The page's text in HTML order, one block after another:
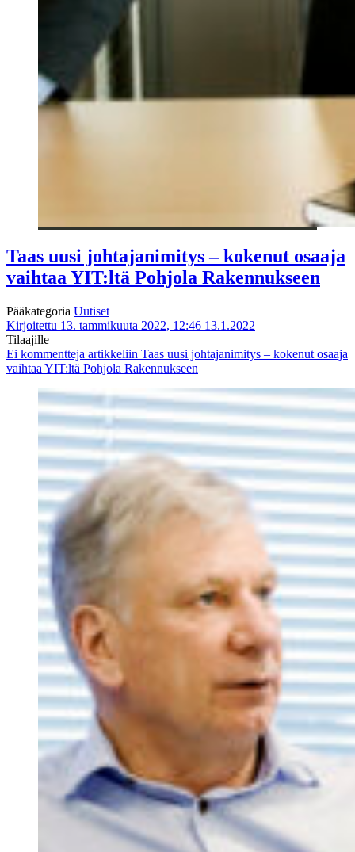
Taas uusi johtajanimitys – kokenut osaaja
vaihtaa YIT:ltä Pohjola Rakennukseen
Pääkategoria Uutiset
Kirjoitettu 13. tammikuuta 2022, 12:46 13.1.2022
Tilaajille
Ei kommentteja artikkeliin Taas uusi johtajanimitys – kokenut osaaja
vaihtaa YIT:ltä Pohjola Rakennukseen